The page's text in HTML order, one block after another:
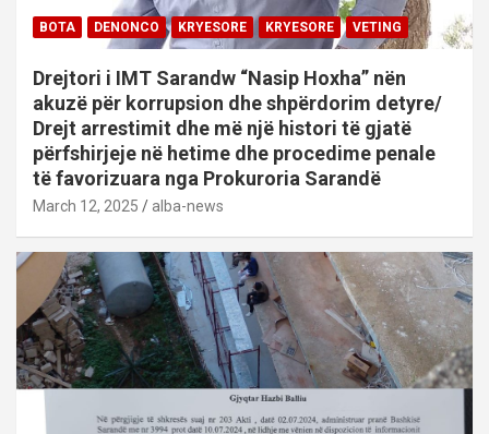
BOTA DENONCO KRYESORE KRYESORE VETING
Drejtori i IMT Sarandw “Nasip Hoxha” nën
akuzë për korrupsion dhe shpërdorim detyre/
Drejt arrestimit dhe më një histori të gjatë
përfshirjeje në hetime dhe procedime penale
të favorizuara nga Prokuroria Sarandë
March 12, 2025 alba-news